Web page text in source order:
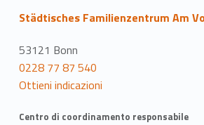
Städtisches Familienzentrum Am
53121 Bonn
0228 77 87 540
Ottieni indicazioni
Centro di coordinamento responsabile